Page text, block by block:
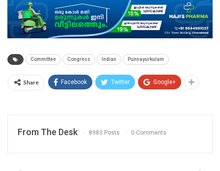
Committee Congress Indian Punnayurkulam
Share Facebook Twitter Google+
From The Desk 8983 Posts 0 Comments